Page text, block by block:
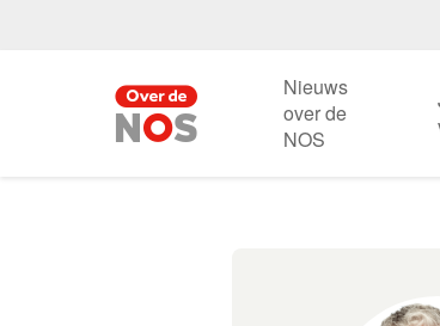
Nieuws
over de
NOS